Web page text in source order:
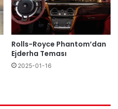
Rolls-Royce Phantom’dan
Ejderha Teması
2025-01-16